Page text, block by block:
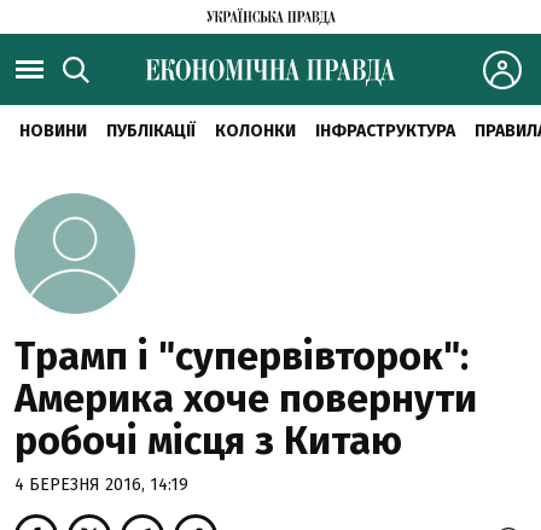
НОВИНИ ПУБЛІКАЦІЇ КОЛОНКИ ІНФРАСТРУКТУРА
Трамп і "супервівторок":
Америка хоче повернути
робочі місця з Китаю
4 БЕРЕЗНЯ 2016, 14:19